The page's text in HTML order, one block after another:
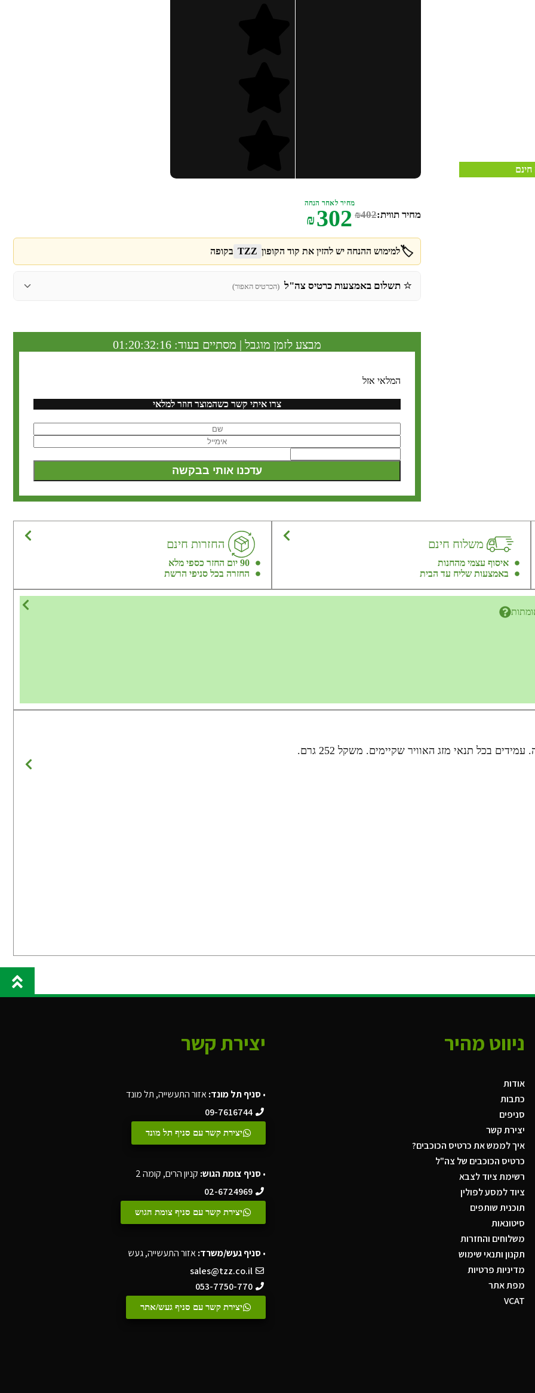
מחיר תווית: ₪402
מחיר לאחר הנחה
₪302
🏷️למימוש ההנחה יש להזין את קוד הקופון TZZ בקופה
⭐ תשלום באמצעות כרטיס צה"ל (הכרטיס האפור)
מבצע לזמן מוגבל | מסתיים בעוד: 01:20:32:15
המלאי אזל
צרו איתי קשר כשהמוצר חוזר למלאי
משלוח חינם
איסוף עצמי מהחנות
באמצעות שליח עד הבית
החזרות חינם
90 יום החזר כספי מלא
החזרה בכל סניפי הרשת
בכל תנאי מזג האוויר שקיימים. משקל 252 גרם.
ניווט מהיר
אודות
כתבות
סניפים
יצירת קשר
איך לממש את כרטיס הכוכבים?
כרטיס הכוכבים של צה"ל
רשימת ציוד לצבא
ציוד למסע לפולין
תוכנית שותפים
סיטונאות
משלוחים והחזרות
תקנון ותנאי שימוש
מדיניות פרטיות
מפת אתר
VCAT
יצירת קשר
•סניף תל מונד:אזור התעשייה, תל מונד
09-7616744
יצירת קשר עם סניף תל מונד
•סניף צומת הגוש: קניון הרים, קומה 2
02-6724969
יצירת קשר עם סניף צומת הגוש
•סניף געש/משרד:אזור התעשייה, געש
sales@tzz.co.il
053-7750-770
יצירת קשר עם סניף געש/אתר